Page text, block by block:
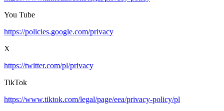
You Tube
https://policies.google.com/privacy
X
https://twitter.com/pl/privacy
TikTok
https://www.tiktok.com/legal/page/eea/privacy-policy/pl